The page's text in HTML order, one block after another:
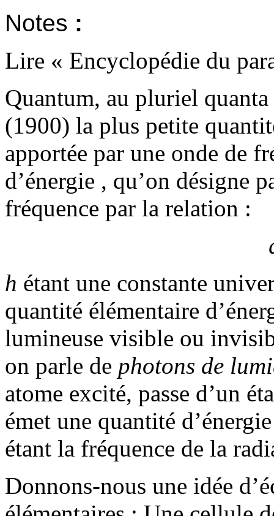
Notes :
Lire « Encyclopédie du
Quantum, au pluriel
(1900) la plus petite
apportée par une onde de
d’énergie , qu’on désigne
fréquence par la relation :
h étant une constante
quantité élémentaire
lumineuse visible ou
on parle de photons de
atome excité, passe d’un
émet une quantité
étant la fréquence de la
Donnons-nous une idée